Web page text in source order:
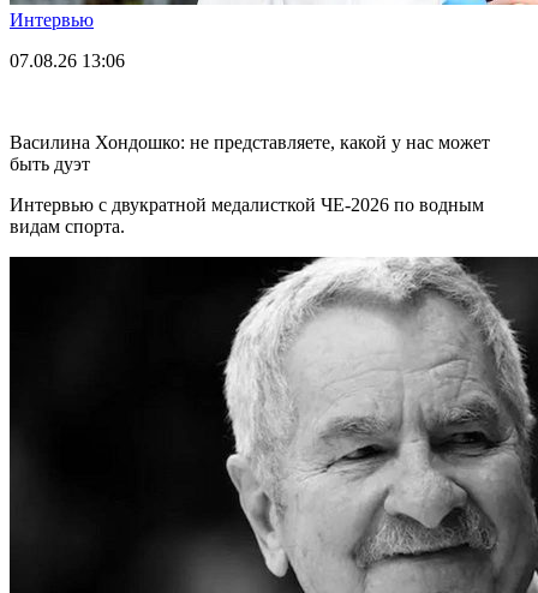
Интервью
07.08.26 13:06
Василина Хондошко: не представляете, какой у нас может
быть дуэт
Интервью с двукратной медалисткой ЧЕ-2026 по водным
видам спорта.